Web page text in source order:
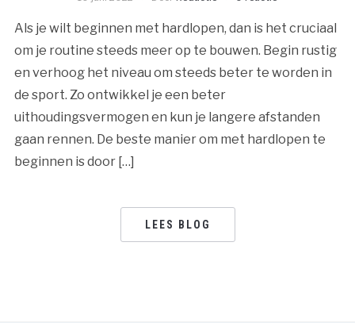
Als je wilt beginnen met hardlopen, dan is het cruciaal
om je routine steeds meer op te bouwen. Begin rustig
en verhoog het niveau om steeds beter te worden in
de sport. Zo ontwikkel je een beter
uithoudingsvermogen en kun je langere afstanden
gaan rennen. De beste manier om met hardlopen te
beginnen is door […]
LEES BLOG